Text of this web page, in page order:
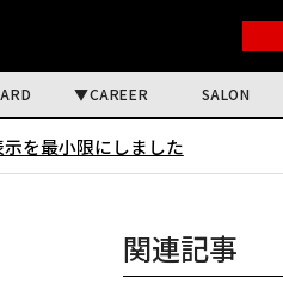
CAREER SALON
を最小限にしました
関連記事